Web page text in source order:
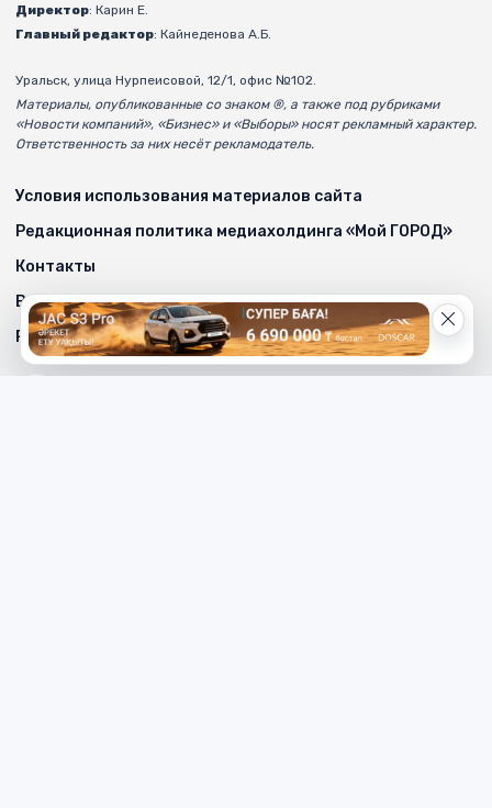
Директор: Карин Е.
Главный редактор: Кайнеденова А.Б.
Уральск, улица Нурпеисовой, 12/1, офис №102.
Материалы, опубликованные со знаком ®, а также под рубриками
«Новости компаний», «Бизнес» и «Выборы» носят рекламный характер.
Ответственность за них несёт рекламодатель.
Условия использования материалов сайта
Редакционная политика медиахолдинга «Мой ГОРОД»
Контакты
Возрастные ограничения на mgorod.kz
Реклама на сайте
Телефон редакции